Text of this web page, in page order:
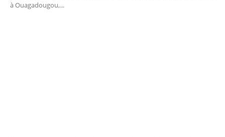
à Ouagadougou,...